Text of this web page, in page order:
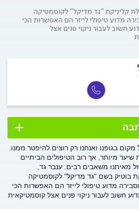
קליניקת "גד מדיקל" לקוסמטיקה
מדוע טיפולי לייזר הם האפשרות הכי
חשוב לעבור ניקוי פנים אצל
בגופנו ואנחנו רק רוצים להיפטר ממנו.
מיותר, אך רוב הטיפולים הביתיים
מאיתנו משאבים רבים. ענבר גד,
בוטיק בשם "גד מדיקל" לקוסמטיקה
מדוע טיפולי לייזר הם האפשרות הכי
חשוב לעבור ניקוי פנים אצל קוסמטיקאית